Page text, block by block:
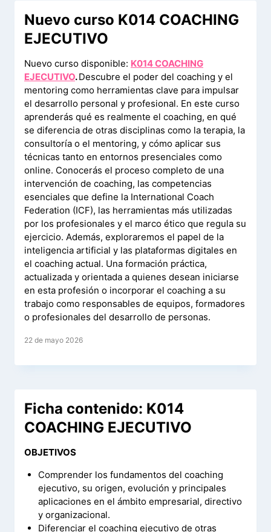
Nuevo curso K014 COACHING
EJECUTIVO
Nuevo curso disponible: K014 COACHING
EJECUTIVO.Descubre el poder del coaching y el
mentoring como herramientas clave para impulsar
el desarrollo personal y profesional. En este curso
aprenderás qué es realmente el coaching, en qué
se diferencia de otras disciplinas como la terapia, la
consultoría o el mentoring, y cómo aplicar sus
técnicas tanto en entornos presenciales como
online. Conocerás el proceso completo de una
intervención de coaching, las competencias
esenciales que define la International Coach
Federation (ICF), las herramientas más utilizadas
por los profesionales y el marco ético que regula su
ejercicio. Además, exploraremos el papel de la
inteligencia artificial y las plataformas digitales en
el coaching actual. Una formación práctica,
actualizada y orientada a quienes desean iniciarse
en esta profesión o incorporar el coaching a su
trabajo como responsables de equipos, formadores
o profesionales del desarrollo de personas.
22 de mayo 2026
Ficha contenido: K014
COACHING EJECUTIVO
OBJETIVOS
Comprender los fundamentos del coaching
ejecutivo, su origen, evolución y principales
aplicaciones en el ámbito empresarial, directivo
y organizacional.
Diferenciar el coaching ejecutivo de otras